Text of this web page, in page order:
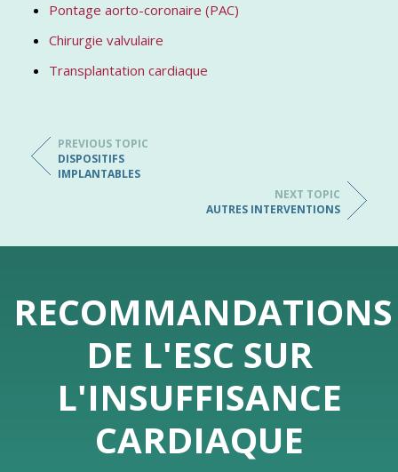
Pontage aorto-coronaire (PAC)
Chirurgie valvulaire
Transplantation cardiaque
PREVIOUS TOPIC
DISPOSITIFS
IMPLANTABLES
NEXT TOPIC
AUTRES INTERVENTIONS
RECOMMANDATIONS
DE L'ESC SUR
L'INSUFFISANCE
CARDIAQUE